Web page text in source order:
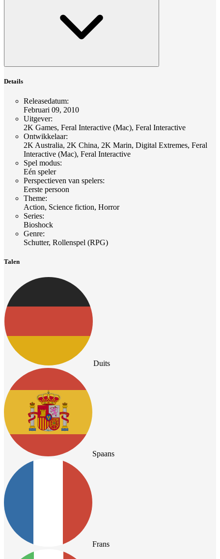
Details
Releasedatum:
Februari 09, 2010
Uitgever:
2K Games, Feral Interactive (Mac), Feral Interactive
Ontwikkelaar:
2K Australia, 2K China, 2K Marin, Digital Extremes, Feral
Interactive (Mac), Feral Interactive
Spel modus:
Eén speler
Perspectieven van spelers:
Eerste persoon
Theme:
Action, Science fiction, Horror
Series:
Bioshock
Genre:
Schutter, Rollenspel (RPG)
Talen
Duits
Spaans
Frans